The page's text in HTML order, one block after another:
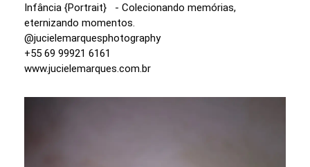
Infância {Portrait} - Colecionando memórias,
eternizando momentos.
@jucielemarquesphotography
+55 69 99921 6161
www.jucielemarques.com.br